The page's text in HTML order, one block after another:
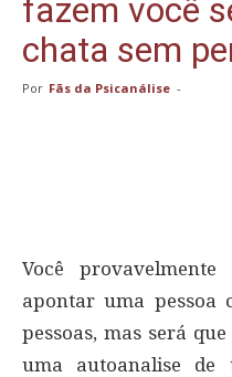
fazem você
chata sem
Por Fãs da Psicanálise -
Você
apontar uma pessoa
pessoas, mas será
uma autoanalise de